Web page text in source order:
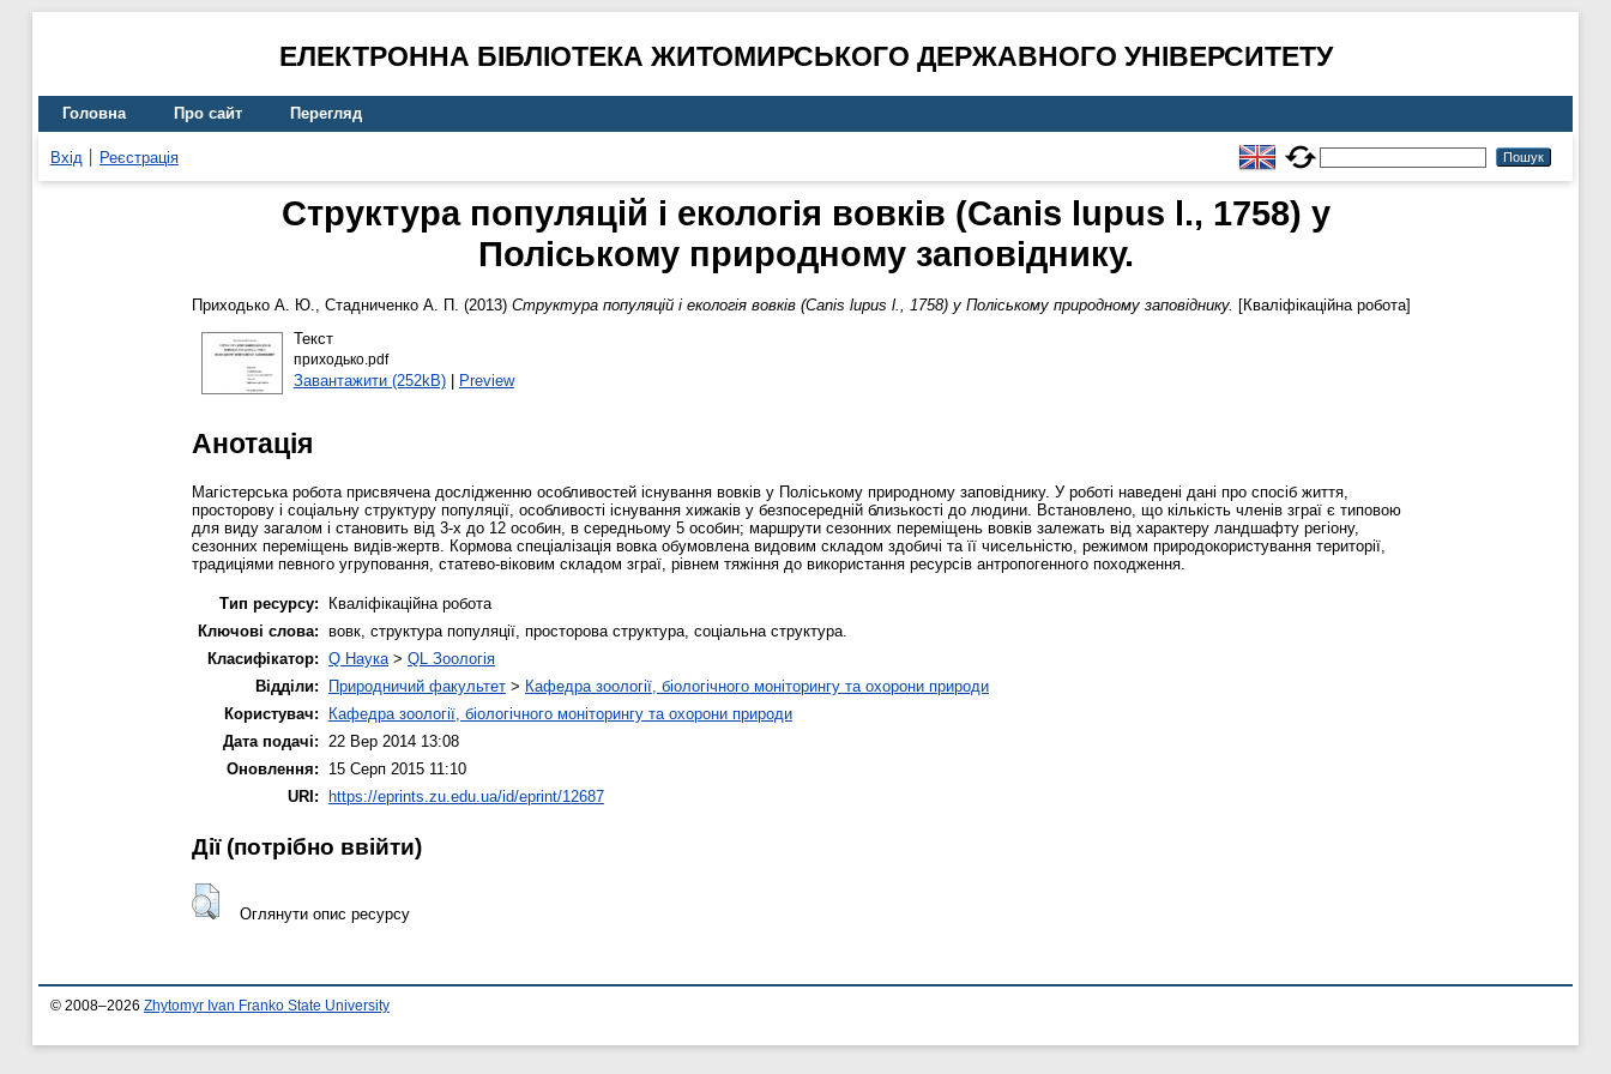
ЕЛЕКТРОННА БІБЛІОТЕКА ЖИТОМИРСЬКОГО ДЕРЖАВНОГО УНІВЕРСИТЕТУ
Головна Про сайт Перегляд
Вхід Реєстрація
Структура популяцій і екологія вовків (Canis lupus l., 1758) у
Поліському природному заповіднику.
Приходько А. Ю., Стадниченко А. П. (2013) Структура популяцій і екологія вовків (Canis lupus l., 1758) у Поліському природному заповіднику. [Кваліфікаційна робота]
Текст
приходько.pdf
Завантажити (252kB)| Preview
Анотація
Магістерська робота присвячена дослідженню особливостей існування вовків у Поліському природному заповіднику. У роботі наведені дані про спосіб життя,
просторову і соціальну структуру популяції, особливості існування хижаків у безпосередній близькості до людини. Встановлено, що кількість членів зграї є типовою
для виду загалом і становить від 3-х до 12 особин, в середньому 5 особин; маршрути сезонних переміщень вовків залежать від характеру ландшафту регіону,
сезонних переміщень видів-жертв. Кормова спеціалізація вовка обумовлена видовим складом здобичі та її чисельністю, режимом природокористування території,
традиціями певного угруповання, статево-віковим складом зграї, рівнем тяжіння до використання ресурсів антропогенного походження.
Тип ресурсу:
Кваліфікаційна робота
Ключові слова: вовк, структура популяції, просторова структура, соціальна структура.
Класифікатор: Q Наука > QL Зоологія
Відділи:
Природничий факультет > Кафедра зоології, біологічного моніторингу та охорони природи
Користувач:
Кафедра зоології, біологічного моніторингу та охорони природи
Дата подачі:
22 Вер 2014 13:08
Оновлення:
15 Серп 2015 11:10
URI: https://eprints.zu.edu.ua/id/eprint/12687
Дії ​​(потрібно ввійти)
Оглянути опис ресурсу
© 2008–2026 Zhytomyr Ivan Franko State University